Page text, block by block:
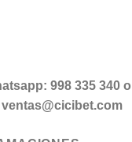
998 335 340